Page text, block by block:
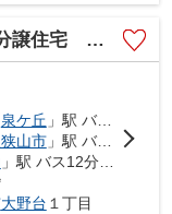
全２区画
泉ケ丘 」駅 バス26分 「狭山ニュータウンセンター」 停歩3分
山市」駅 バス9分 「狭山ニュータウンセンター」 停歩3分
」駅 バス12分 「西山台四丁目南」 停歩9分
大野台 １丁目